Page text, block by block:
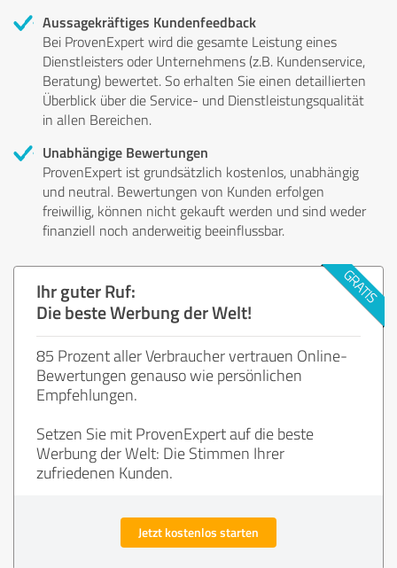
Aussagekräftiges Kundenfeedback
Bei ProvenExpert wird die gesamte Leistung eines
Dienstleisters oder Unternehmens (z.B. Kundenservice,
Beratung) bewertet. So erhalten Sie einen detaillierten
Überblick über die Service- und Dienstleistungsqualität
in allen Bereichen.
Unabhängige Bewertungen
ProvenExpert ist grundsätzlich kostenlos, unabhängig
und neutral. Bewertungen von Kunden erfolgen
freiwillig, können nicht gekauft werden und sind weder
finanziell noch anderweitig beeinflussbar.
Ihr guter Ruf:
Die beste Werbung der Welt!
85 Prozent aller Verbraucher vertrauen Online-
Bewertungen genauso wie persönlichen
Empfehlungen.
Setzen Sie mit ProvenExpert auf die beste
Werbung der Welt: Die Stimmen Ihrer
zufriedenen Kunden.
Jetzt kostenlos starten